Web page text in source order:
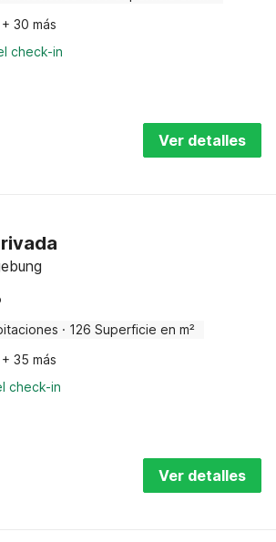
+ 30 más
check-in
Ver detalles
· 126 Superficie en m²
+ 35 más
check-in
Ver detalles